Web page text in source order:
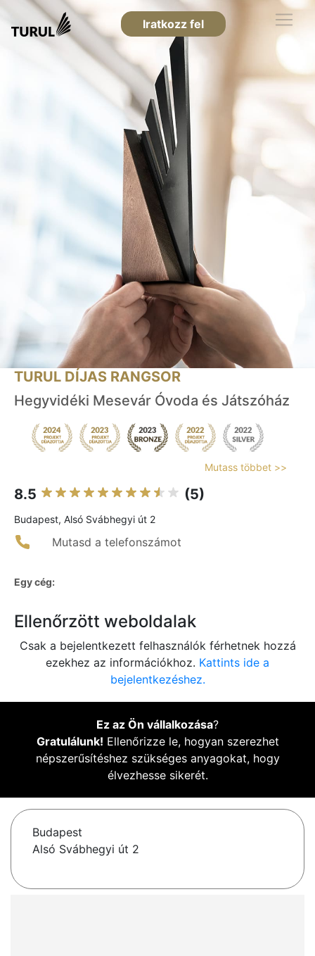
Iratkozz fel
TURUL DÍJAS RANGSOR
Hegyvidéki Mesevár Óvoda és Játszóház
Mutass többet >>
8.5 (5)
Budapest, Alsó Svábhegyi út 2
Mutasd a telefonszámot
Egy cég:
Ellenőrzött weboldalak
Csak a bejelentkezett felhasználók férhetnek hozzá
ezekhez az információkhoz. Kattints ide a
bejelentkezéshez.
Ez az Ön vállalkozása?
Gratulálunk! Ellenőrizze le, hogyan szerezhet
népszerűsítéshez szükséges anyagokat, hogy
élvezhesse sikerét.
Budapest
Alsó Svábhegyi út 2